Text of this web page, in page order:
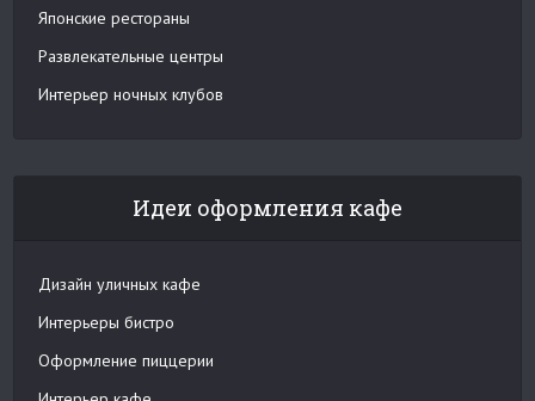
Японские рестораны
Развлекательные центры
Интерьер ночных клубов
Идеи оформления кафе
Дизайн уличных кафе
Интерьеры бистро
Оформление пиццерии